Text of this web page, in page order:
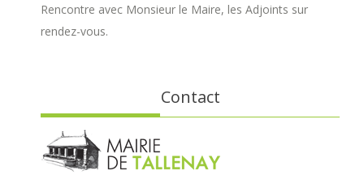
Rencontre avec Monsieur le Maire, les Adjoints sur
rendez-vous.
Contact